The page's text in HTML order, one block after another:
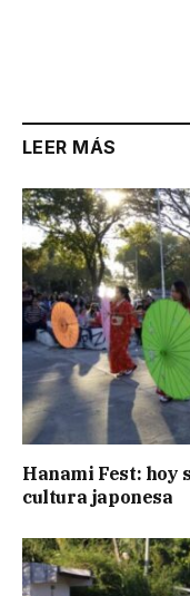
LEER MÁS
Hanami Fest: hoy
cultura japonesa